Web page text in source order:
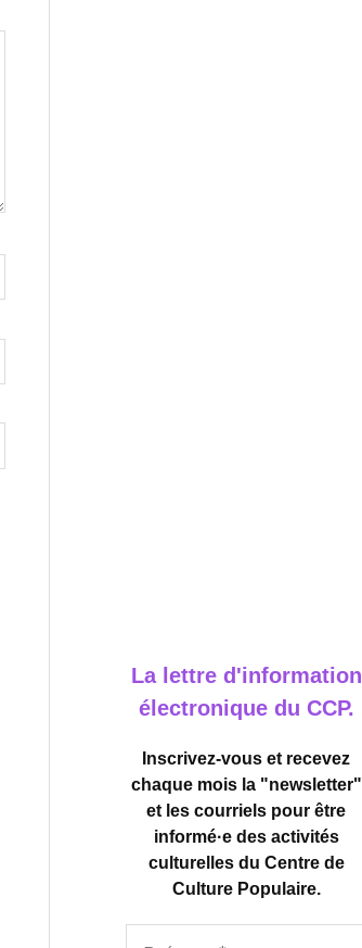
La lettre d'information
électronique du CCP.
Inscrivez-vous et recevez
chaque mois la "newsletter"
et les courriels pour être
informé·e des activités
culturelles du Centre de
Culture Populaire.